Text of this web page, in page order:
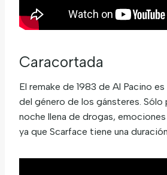
Caracortada
El remake de 1983 de Al Pacino
del género de los gánsteres. Sólo
noche llena de drogas,
ya que Scarface tiene una